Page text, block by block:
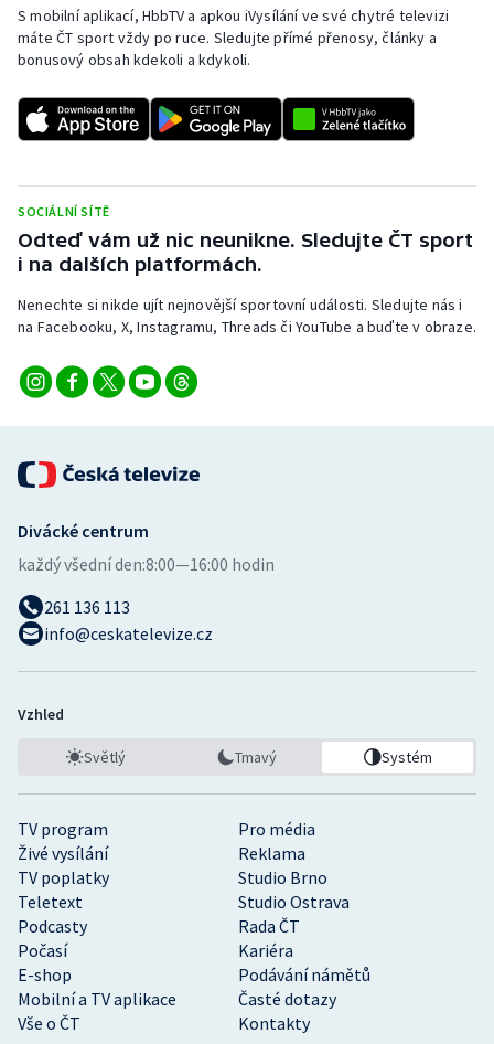
S mobilní aplikací, HbbTV a apkou iVysílání ve své chytré televizi
máte ČT sport vždy po ruce. Sledujte přímé přenosy, články a
bonusový obsah kdekoli a kdykoli.
SOCIÁLNÍ SÍTĚ
Odteď vám už nic neunikne. Sledujte ČT sport
i na dalších platformách.
Nenechte si nikde ujít nejnovější sportovní události. Sledujte nás i
na Facebooku, X, Instagramu, Threads či YouTube a buďte v obraze.
TV program
Pro média
Živé vysílání
Reklama
TV poplatky
Studio Brno
Teletext
Studio Ostrava
Podcasty
Rada ČT
Počasí
Kariéra
E-shop
Podávání námětů
Mobilní a TV aplikace
Časté dotazy
Vše o ČT
Kontakty
Divácké centrum
každý všední den:8:00—16:00 hodin
261 136 113
info@ceskatelevize.cz
Vzhled
Světlý Tmavý Systém